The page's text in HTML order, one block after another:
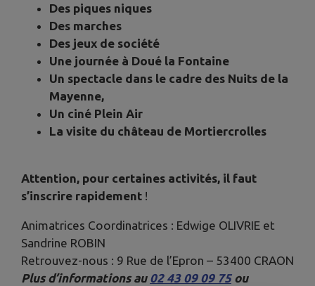
Des piques niques
Des marches
Des jeux de société
Une journée à Doué la Fontaine
Un spectacle dans le cadre des Nuits de la
Mayenne,
Un ciné Plein Air
La visite du château de Mortiercrolles
Attention, pour certaines activités, il faut
s’inscrire rapidement !
Animatrices Coordinatrices : Edwige OLIVRIE et
Sandrine ROBIN
Retrouvez-nous : 9 Rue de l’Epron – 53400 CRAON
Plus d’informations au 02 43 09 09 75ou